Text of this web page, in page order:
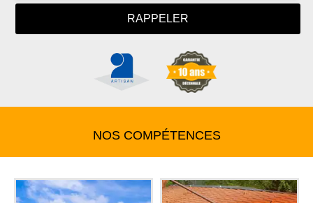
NOS COMPÉTENCES